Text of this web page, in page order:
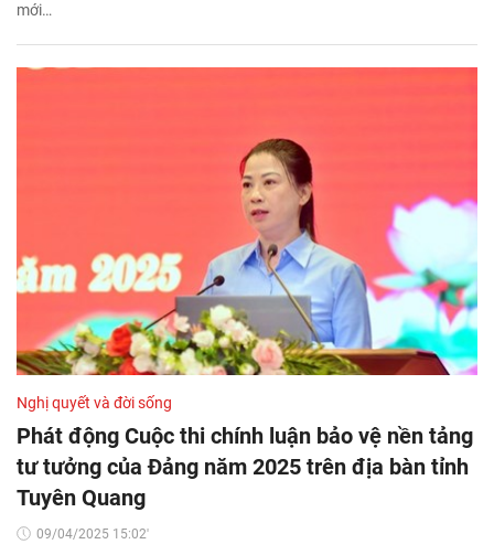
mới…
Nghị quyết và đời sống
Phát động Cuộc thi chính luận bảo vệ nền tảng
tư tưởng của Đảng năm 2025 trên địa bàn tỉnh
Tuyên Quang
09/04/2025 15:02'